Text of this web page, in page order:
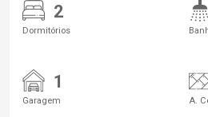
2
Dormitórios
1
Garagem A.